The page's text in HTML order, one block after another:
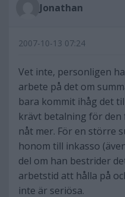
Jonathan
2007-10-13 07:24
Vet inte, personligen
arbete på det om
bara kommit ihåg det
krävt betalning för
nåt mer. För en större
honom till inkasso
del om han bestrider
arbetstid att hålla på
inte är seriösa.